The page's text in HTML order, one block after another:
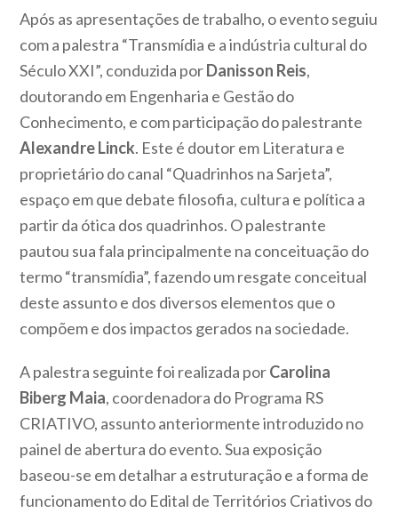
Após as apresentações de trabalho, o evento seguiu
com a palestra “Transmídia e a indústria cultural do
Século XXI”, conduzida porDanisson Reis,
doutorando em Engenharia e Gestão do
Conhecimento, e com participação do palestrante
Alexandre Linck. Este é doutor em Literatura e
proprietário do canal “Quadrinhos na Sarjeta”,
espaço em que debate filosofia, cultura e política a
partir da ótica dos quadrinhos. O palestrante
pautou sua fala principalmente na conceituação do
termo “transmídia”, fazendo um resgate conceitual
deste assunto e dos diversos elementos que o
compõem e dos impactos gerados na sociedade.
A palestra seguinte foi realizada porCarolina
Biberg Maia, coordenadora do Programa RS
CRIATIVO, assunto anteriormente introduzido no
painel de abertura do evento. Sua exposição
baseou-se em detalhar a estruturação e a forma de
funcionamento do Edital de Territórios Criativos do